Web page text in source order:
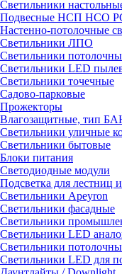
Светильники
Подвесные НСП НСО
Настенно-потолочные
Светильники ЛПО
Светильники
Светильники LED
Светильники точечные
Садово-парковые
Прожекторы
Влагозащитные, тип
Светильники уличные
Светильники бытовые
Блоки питания
Светодиодные модули
Подсветка для лестниц
Светильники Apeyron
Светильники фасадные
Светильники
Светильники LED
Светильники
Светильники LED для